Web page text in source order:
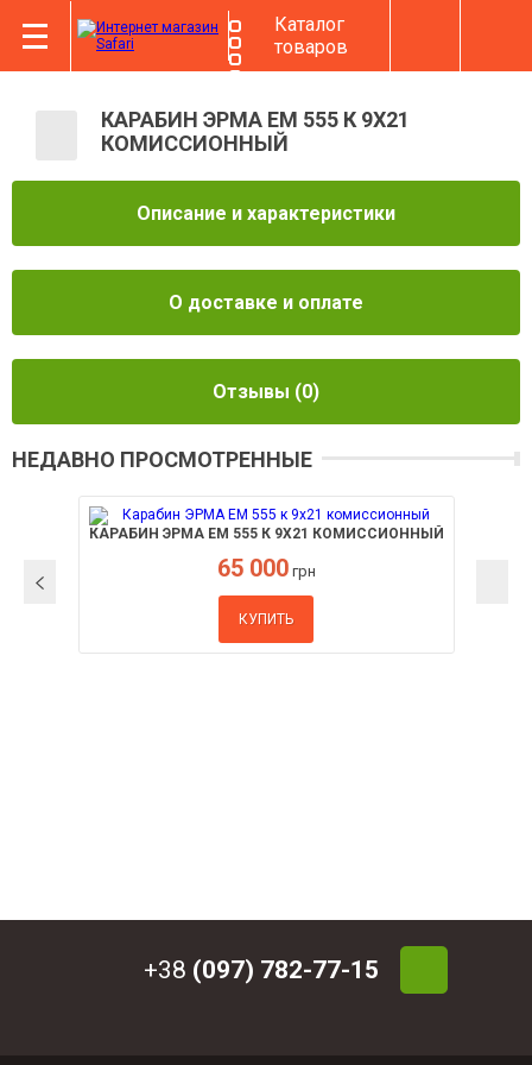
Каталог
товаров
КАРАБИН ЭРМА ЕМ 555 К 9Х21
КОМИССИОННЫЙ
Описание и характеристики
О доставке и оплате
Отзывы (0)
НЕДАВНО ПРОСМОТРЕННЫЕ
КАРАБИН ЭРМА ЕМ 555 К 9Х21 КОМИССИОННЫЙ
65 000 грн
КУПИТЬ
+38 (097) 782-77-15